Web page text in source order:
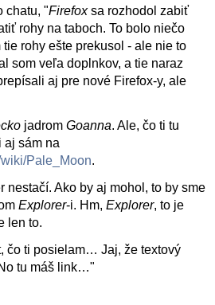
chatu, "Firefoxsa rozhodol zabiť
rohy na taboch. To bolo niečo
rohy ešte prekusol - ale nie to
som veľa doplnkov, a tie naraz
aj pre nové Firefox-y, ale
jadrom Goanna. Ale, čo ti tu
aj sám na
Pale_Moon.
nestačí. Ako by aj mohol, to by sme
Explorer-i. Hm, Explorer, to je
len to.
čo ti posielam… Jaj, že textový
tu máš link…"